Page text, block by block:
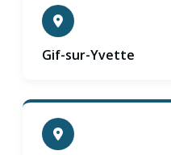
Gif-sur-Yvette